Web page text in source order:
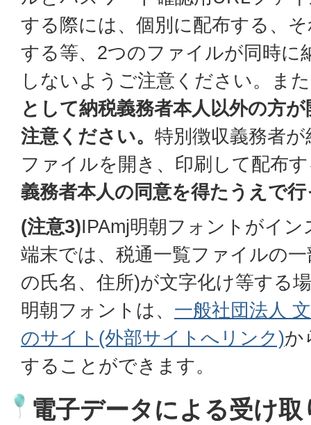
する際には、個別に配布する、
する等、2つのファイルが同時に
しないようご注意ください。ま
として納税義務者本人以外の方
注意ください。 特別徴収義務者
ファイルを開き、印刷して配布
義務者本人の同意を得たうえで
(注意3)IPAmj明朝フォントがイ
端末では、税通一覧ファイルの
の氏名、住所)が文字化け等する
明朝フォントは、 一般社団法人
のサイト(外部サイトへリンク)か
することができます。
電子データによる受け